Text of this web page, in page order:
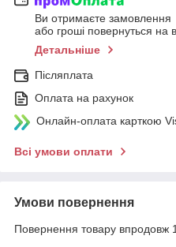
Ви отримаєте замовлення
або гроші повернуться на
Детальніше
Післяплата
Оплата на рахунок
Онлайн-оплата карткою
Всі умови оплати
Умови повернення
Повернення товару впродовж